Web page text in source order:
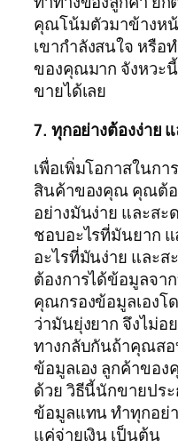
คุณโน้มตัวมาข้างห
เขากำลังสนใจ หรื
ของคุณมาก จังหวะ
ขายได้เลย
7. ทุกอย่างต้องง่าย
เพื่อเพิ่มโอกาสในก
สินค้าของคุณ คุณต้อ
อย่างมันง่าย และสะ
ชอบอะไรที่มันยาก
อะไรที่มันง่าย และ
ต้องการได้ข้อมูลจา
คุณกรองข้อมูลเองโ
ว่ามันยุ่งยาก จึงไม่
ทางกลับกันถ้าคุณสอ
ข้อมูลเอง ลูกค้าขอ
ด้วย วิธีนี้นักขายปร
ข้อมูลแทน ทำทุกอย่
แค่จ่ายเงิน เป็นต้น